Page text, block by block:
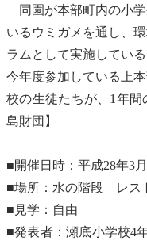
同園が本部町内の小
いる ウミガメ を通し、
ラムとして実施している
今年度参加している上
校の生徒たちが、1年
島財団】
■開催日時：平成28年3
■場所：水の階段 レス
■見学：自由
■発表者：瀬底小学校4